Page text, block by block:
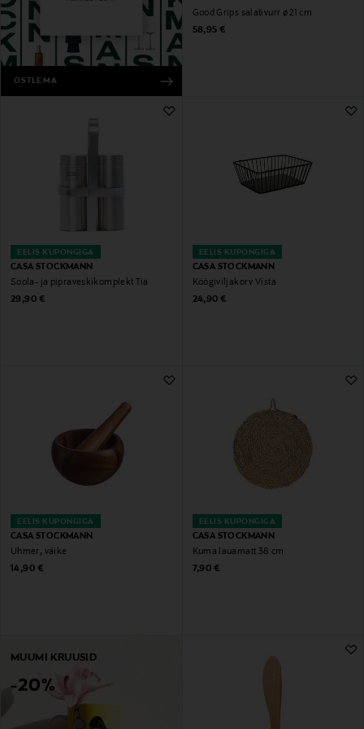
OSTLEMA
Good Grips salativurr ø 21 cm
Original Price
58,95 €
EELIS KUPONGIGA
CASA STOCKMANN
Soola- ja pipraveskikomplekt Tia
Original Price
29,90 €
EELIS KUPONGIGA
CASA STOCKMANN
Köögiviljakorv Vista
Original Price
24,90 €
EELIS KUPONGIGA
CASA STOCKMANN
Uhmer, väike
Original Price
14,90 €
EELIS KUPONGIGA
CASA STOCKMANN
Kuma lauamatt 38 cm
Original Price
7,90 €
MUUMI KRUUSID
-20%